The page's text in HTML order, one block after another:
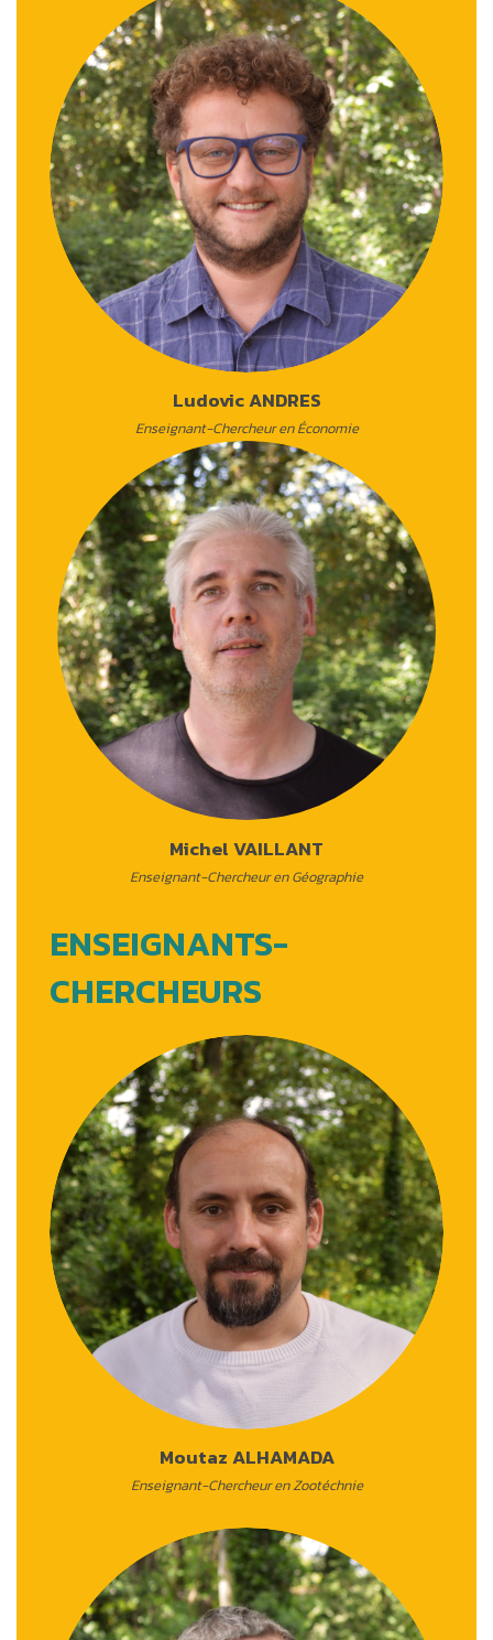
Ludovic ANDRES
Enseignant-Chercheur en Économie
Michel VAILLANT
Enseignant-Chercheur en Géographie
ENSEIGNANTS-
CHERCHEURS
Moutaz ALHAMADA
Enseignant-Chercheur en Zootéchnie